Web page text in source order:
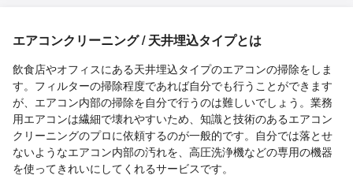
エアコンクリーニング / 天井埋込タイプとは
飲食店やオフィスにある天井埋込タイプのエアコンの掃除をしま
す。フィルターの掃除程度であれば自分でも行うことができます
が、エアコン内部の掃除を自分で行うのは難しいでしょう。業務
用エアコンは繊細で壊れやすいため、知識と技術のあるエアコン
クリーニングのプロに依頼するのが一般的です。自分では落とせ
ないようなエアコン内部の汚れを、高圧洗浄機などの専用の機器
を使ってきれいにしてくれるサービスです。